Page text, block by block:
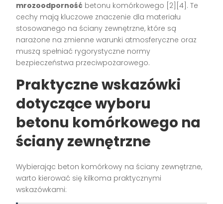
mrozoodporność betonu komórkowego [2][4]. Te
cechy mają kluczowe znaczenie dla materiału
stosowanego na ściany zewnętrzne, które są
narażone na zmienne warunki atmosferyczne oraz
muszą spełniać rygorystyczne normy
bezpieczeństwa przeciwpożarowego.
Praktyczne wskazówki
dotyczące wyboru
betonu komórkowego na
ściany zewnętrzne
Wybierając beton komórkowy na ściany zewnętrzne,
warto kierować się kilkoma praktycznymi
wskazówkami: